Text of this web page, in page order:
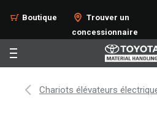
Boutique
Trouver un
concessionnaire
Chariots élévateurs